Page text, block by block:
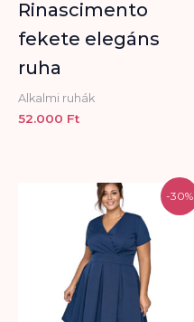
Rinascimento
fekete elegáns
ruha
Alkalmi ruhák
52.000 Ft
-30%
Original
price
was:
26.800 Ft.
Current
price
is:
18.760 Ft.